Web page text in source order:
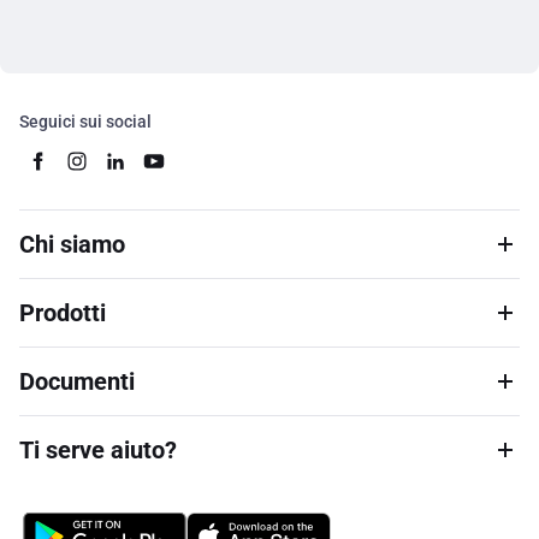
Seguici sui social
Chi siamo
Prodotti
Documenti
Ti serve aiuto?